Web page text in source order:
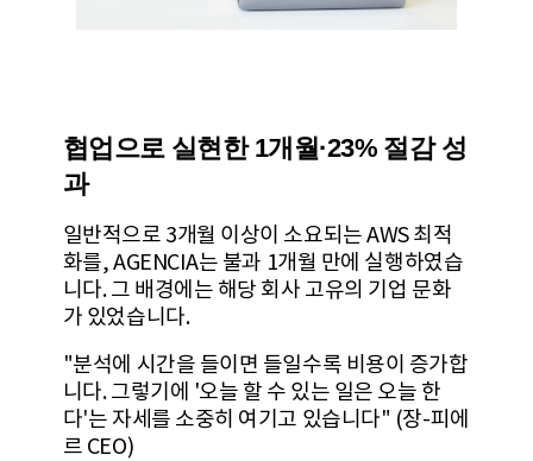
협업으로 실현한 1개월·23% 절감 성
과
일반적으로 3개월 이상이 소요되는 AWS 최적
화를, AGENCIA는 불과 1개월 만에 실행하였습
니다. 그 배경에는 해당 회사 고유의 기업 문화
가 있었습니다.
"분석에 시간을 들이면 들일수록 비용이 증가합
니다. 그렇기에 '오늘 할 수 있는 일은 오늘 한
다'는 자세를 소중히 여기고 있습니다" (장-피에
르 CEO)